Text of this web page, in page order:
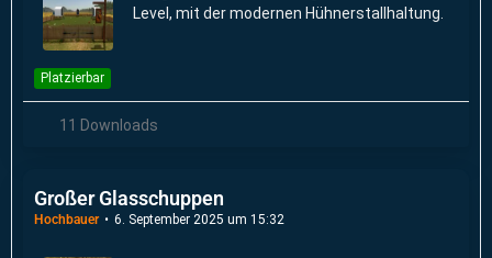
Level, mit der modernen Hühnerstallhaltung.
Platzierbar
11 Downloads
Großer Glasschuppen
Hochbauer 6. September 2025 um 15:32